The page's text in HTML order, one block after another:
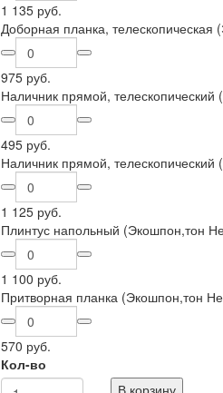
1 135 руб.
Доборная планка,
975 руб.
Наличник прямой,
495 руб.
Наличник прямой,
1 125 руб.
Плинтус напольный (Экошпон,тон
1 100 руб.
Притворная планка (Экошпон,тон
570 руб.
Кол-во
В корзину